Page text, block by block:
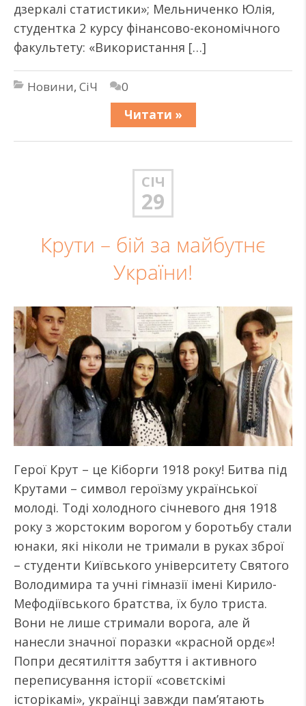
дзеркалі статистики»; Мельниченко Юлія,
студентка 2 курсу фінансово-економічного
факультету: «Використання […]
Новини, СіЧ
0
Читати »
СІЧ
29
Крути – бій за майбутнє
України!
Герої Крут – це Кіборги 1918 року! Битва під
Крутами – символ героїзму української
молоді. Тоді холодного січневого дня 1918
року з жорстоким ворогом у боротьбу стали
юнаки, які ніколи не тримали в руках зброї
– студенти Київського університету Святого
Володимира та учні гімназії імені Кирило-
Мефодіївського братства, їх було триста.
Вони не лише стримали ворога, але й
нанесли значної поразки «красной ордє»!
Попри десятиліття забуття і активного
переписування історії «совєтскімі
історікамі», українці завжди пам’ятають